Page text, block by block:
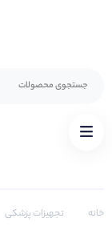
خانه تجهیزات پزشکی